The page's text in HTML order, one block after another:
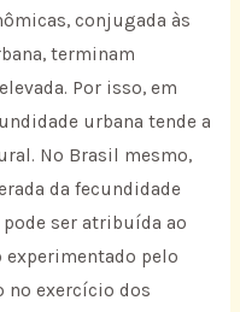
conjugada às
terminam
Por isso, em
urbana tende a
No Brasil mesmo,
da fecundidade
ser atribuída ao
experimentado pelo
no exercício dos